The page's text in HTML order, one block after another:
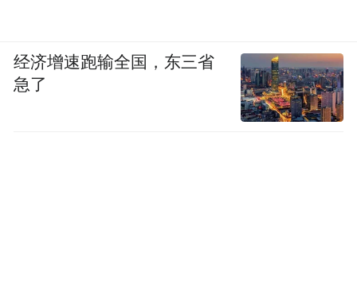
经济增速跑输全国，东三省
急了